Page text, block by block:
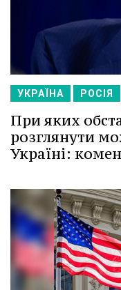
УКРАЇНА РОСІЯ
При яких
розглянути
Україні: